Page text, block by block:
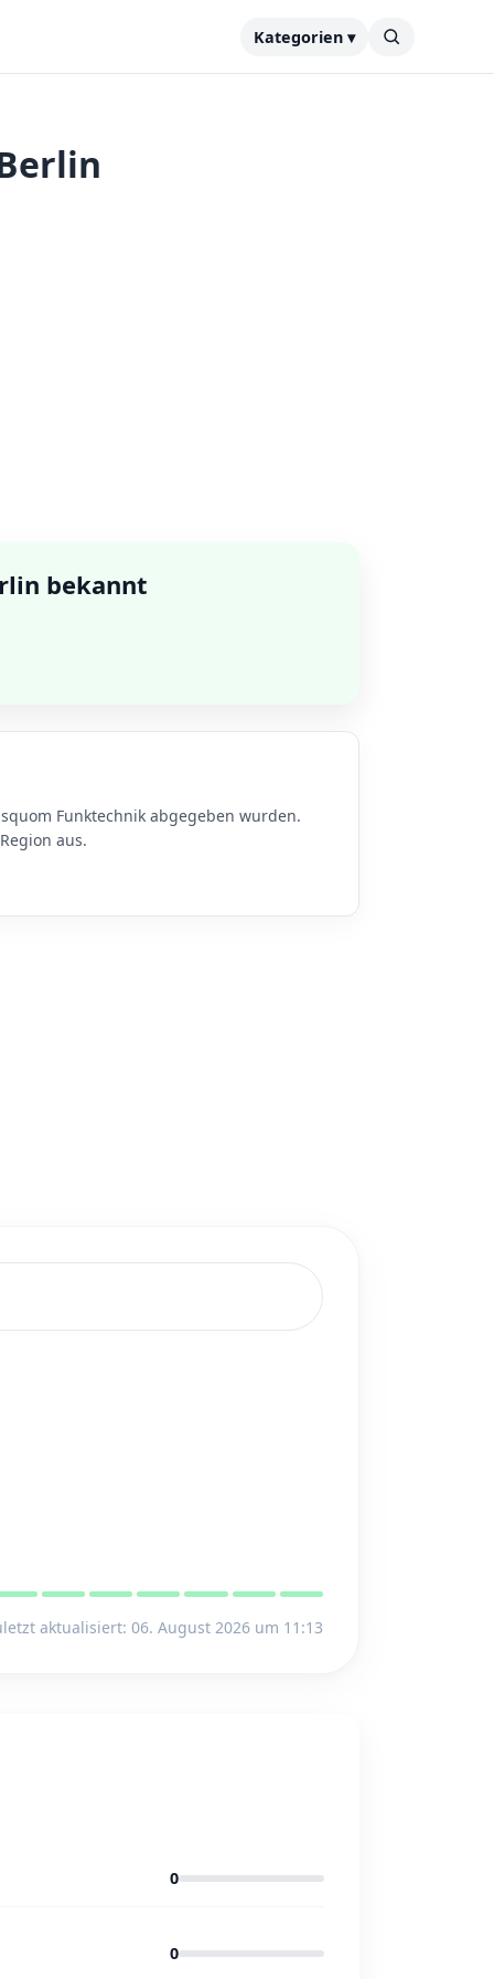
Kategorien ▾
bekannt
Funktechnik abgegeben wurden.
aus.
aktualisiert: 06. August 2026 um 11:13
0
0